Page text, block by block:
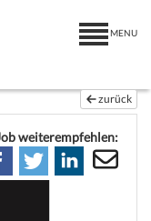
MENU
zurück
weiterempfehlen: